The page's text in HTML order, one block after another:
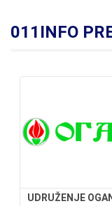
011INFO
UDRUŽENJE